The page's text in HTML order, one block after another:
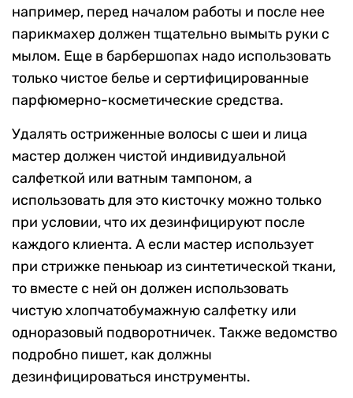
например, перед началом работы и после нее
парикмахер должен тщательно вымыть руки с
мылом. Еще в барбершопах надо использовать
только чистое белье и сертифицированные
парфюмерно-косметические средства.
Удалять остриженные волосы с шеи и лица
мастер должен чистой индивидуальной
салфеткой или ватным тампоном, а
использовать для это кисточку можно только
при условии, что их дезинфицируют после
каждого клиента. А если мастер использует
при стрижке пеньюар из синтетической ткани,
то вместе с ней он должен использовать
чистую хлопчатобумажную салфетку или
одноразовый подворотничек. Также ведомство
подробно пишет, как должны
дезинфицироваться инструменты.